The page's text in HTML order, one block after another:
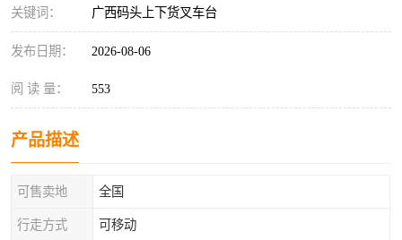
关键词： 广西码头上下货叉车台
发布日期： 2026-08-06
阅 读 量： 553
产品描述
可售卖地 全国
行走方式 可移动